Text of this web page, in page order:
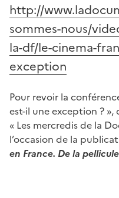
http://
sommes-nous/
la-df/le-cinema-
exception
Pour revoir la
est-il une exception ?
« Les mercredis de la
l’occasion de la
en France. De la